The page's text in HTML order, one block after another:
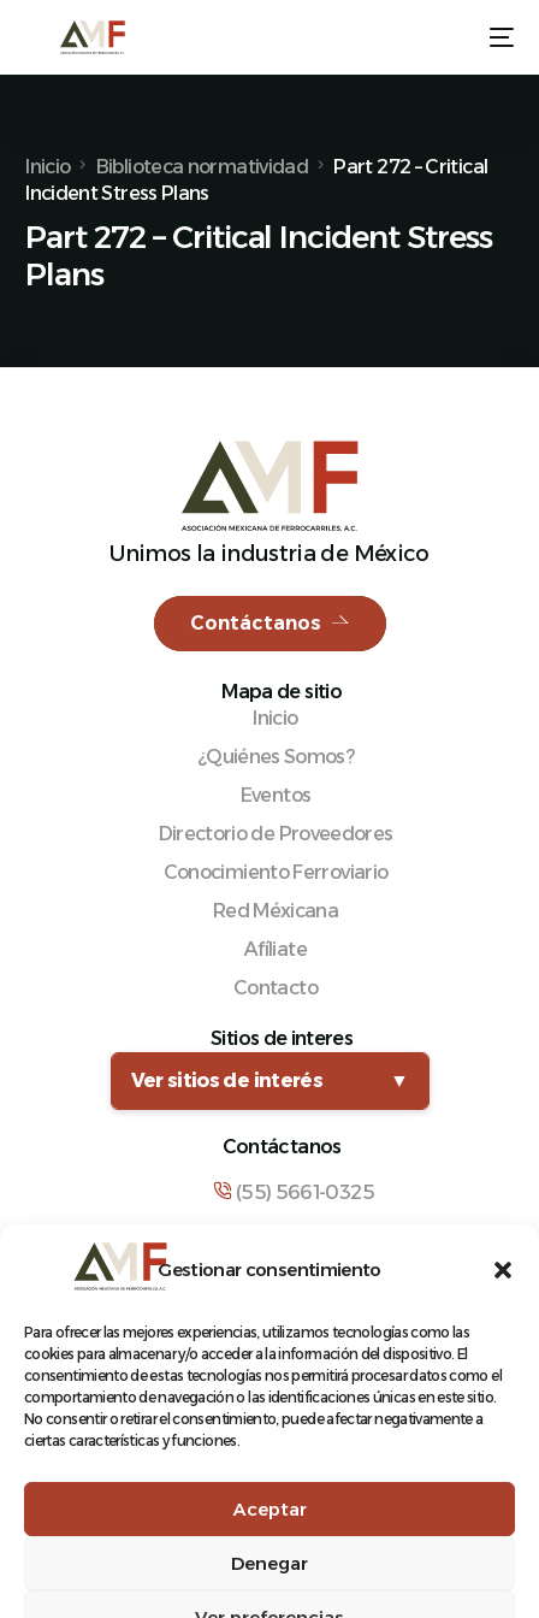
Gestionar consentimiento
Para ofrecer las mejores experiencias, utilizamos tecnologías como las
cookies para almacenar y/o acceder a la información del dispositivo. El
consentimiento de estas tecnologías nos permitirá procesar datos como el
comportamiento de navegación o las identificaciones únicas en este sitio.
No consentir o retirar el consentimiento, puede afectar negativamente a
ciertas características y funciones.
Aceptar
Denegar
Inicio Biblioteca normatividad
Part 272 – Critical
Incident Stress Plans
Part 272 – Critical Incident Stress
Plans
Unimos la industria de México
Contáctanos
Mapa de sitio
Inicio
¿Quiénes Somos?
Eventos
Directorio de Proveedores
Conocimiento Ferroviario
Red Méxicana
Afíliate
Contacto
Sitios de interes
Ver sitios de interés
▼
Contáctanos
(55) 5661-0325
Manuel María Contreras 133, Cuauhtémoc,